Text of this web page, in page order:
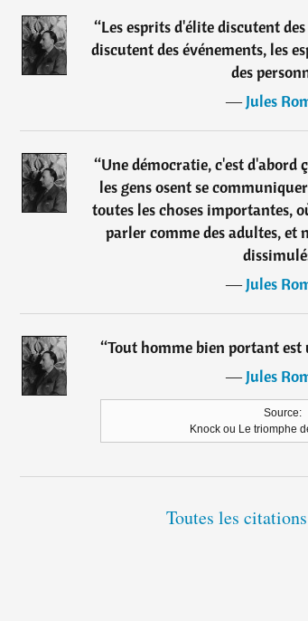
“Les esprits d'élite discutent
discutent des événements, les
des
―Jules
“Une démocratie, c'est d'abord
les gens osent se
toutes les choses importantes,
parler comme des adultes, et
―Jules
“Tout homme bien portant
―Jules
Source:
Knock ou Le triomphe
Toutes les